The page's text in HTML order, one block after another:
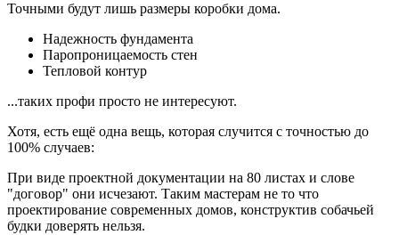
Точными будут лишь размеры коробки дома.
Надежность фундамента
Паропроницаемость стен
Тепловой контур
...таких профи просто не интересуют.
Хотя, есть ещё одна вещь, которая случится с точностью до
100% случаев:
При виде проектной документации на 80 листах и слове
"договор" они исчезают. Таким мастерам не то что
проектирование современных домов, конструктив собачьей
будки доверять нельзя.